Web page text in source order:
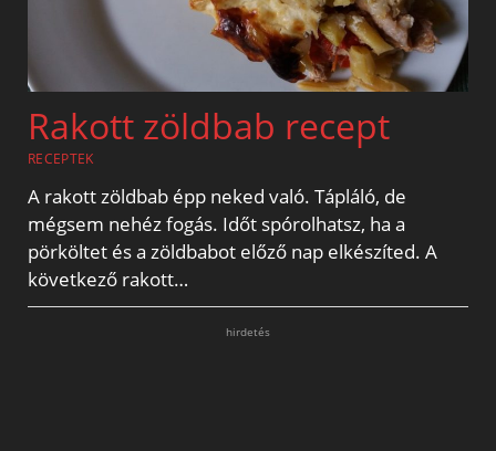
Rakott zöldbab recept
RECEPTEK
A rakott zöldbab épp neked való. Tápláló, de
mégsem nehéz fogás. Időt spórolhatsz, ha a
pörköltet és a zöldbabot előző nap elkészíted. A
következő rakott…
hirdetés